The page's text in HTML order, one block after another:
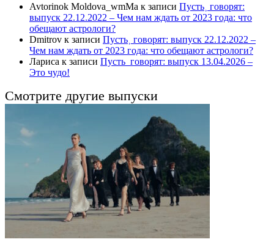
Avtorinok Moldova_wmMa к записи Пусть˲ говорят:
выпуск 22.12.2022 – Чем нам ждать от 2023 года: что
обещают астрологи?
Dmitrov к записи Пусть˲ говорят: выпуск 22.12.2022 –
Чем нам ждать от 2023 года: что обещают астрологи?
Лариса к записи Пусть_говорят: выпуск 13.04.2026 –
Это чудо!
Смотрите другие выпуски